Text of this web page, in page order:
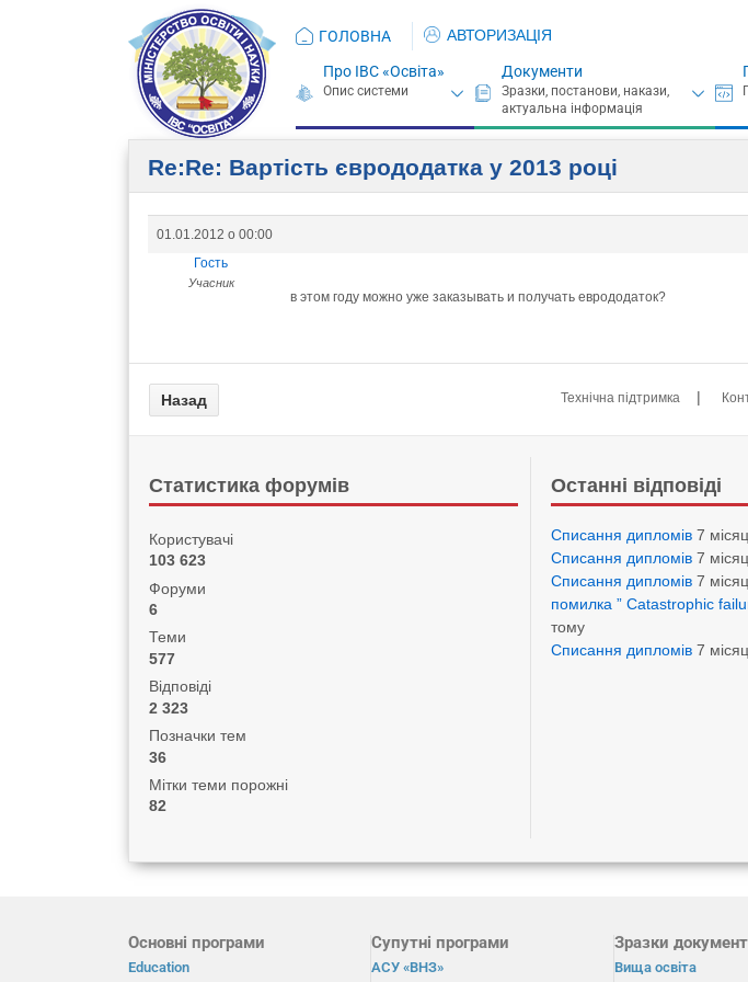
ГОЛОВНА АВТОРИЗАЦІЯ
Про ІВС «Освіта» Документи
Re:Re: Вартість єврододатка у 2013 році
01.01.2012 о 00:00
Гость
Учасник
в этом году можно уже заказывать и получать еврододаток?
Технічна підтримка |
Статистика форумів
Користувачі
103 623
Форуми
6
Теми
577
Відповіді
2 323
Позначки тем
36
Мітки теми порожні
82
Останні відповіді
Списання дипломів 7
Списання дипломів 7
Списання дипломів 7
помилка ” Catastrophic
тому
Списання дипломів 7
Основні програми
Education
Супутні програми
АСУ «ВНЗ»
Зразки
Вища освіта